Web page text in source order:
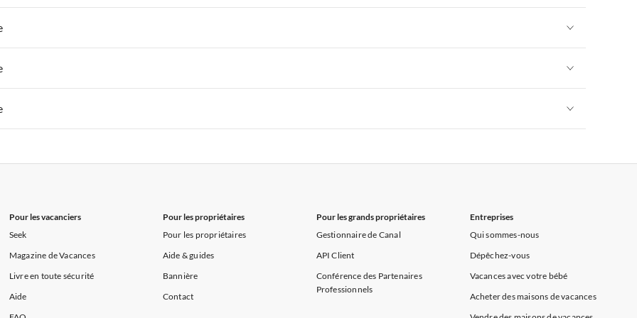
de Vacances à la Normandie Appartements de Vacances à Sud de la France Appartements de Vacances à Provence
de Vacances à Paris-Ile de France
de Vacances à la Normandie Appartements de Vacances à Sud de la France Appartements de Vacances à Provence
de Vacances à Paris-Ile de France
de Vacances à la Normandie Appartements de Vacances à Sud de la France Appartements de Vacances à Provence
de Vacances à Paris-Ile de France
de Vacances à la Normandie Appartements de Vacances à Sud de la France Appartements de Vacances à Provence
Pour les vacanciers
Seek
Magazine de Vacances
Livre en toute sécurité
Aide
Pour les propriétaires
Pour les propriétaires
Aide & guides
Bannière
Contact
Pour les grands propriétaires
Gestionnaire de Canal
API Client
Conférence des Partenaires
Professionnels
Entreprises
Qui sommes-nous
Dépêchez-vous
Vacances avec votre bébé
Acheter des maisons de vacances